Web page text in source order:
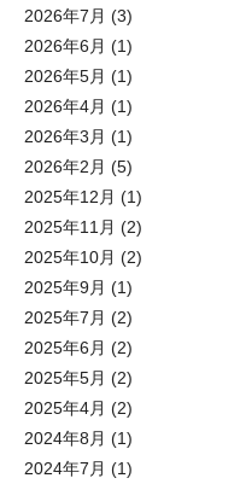
2026年7月 (3)
2026年6月 (1)
2026年5月 (1)
2026年4月 (1)
2026年3月 (1)
2026年2月 (5)
2025年12月 (1)
2025年11月 (2)
2025年10月 (2)
2025年9月 (1)
2025年7月 (2)
2025年6月 (2)
2025年5月 (2)
2025年4月 (2)
2024年8月 (1)
2024年7月 (1)